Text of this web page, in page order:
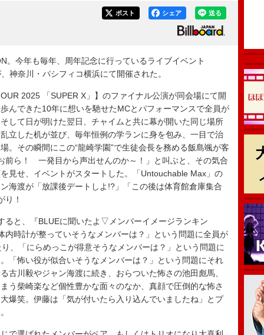
送る
シェア
ポスト
今年も毎年、周年記念に行っているライブイベント
神奈川・パシフィコ横浜にて開催された。
2025 「SUPER X」】のファイナル公演が同会場にて開
んできた10年に想いを馳せたMCとパフォーマンスで全員が
して日が明けた翌日、チャイムと共に幕が開いた同じ場所
立した机が並び、毎年恒例の学ランに身を包み、一目で治
。その瞬間にこの“龍崎学園”で生徒会長を務める飯島颯が客
前ら！ 一発目から声出せんのか～！」と叫ぶと、その気合
見せ、イベントがスタートした。「Untouchable Max」の
海渡が「放課後デートしよ!?」「この後は体育館倉庫集合
り！
と、『BLUEに聞いたよ▽メンバーイメージランキン
時計が整っていそうなメンバーは？」という問題に全員が
、「にらめっこが得意そうなメンバーは？」という問題に
「怖い役が似合いそうなメンバーは？」という問題にそれ
古川毅やジャン海渡に続き、おらついた怖さの池田彪馬、
う柴崎楽など個性豊かな面々のなか、真顔で圧倒的な怖さ
爆笑。伊藤は「気が付いたら入り込んでいましたね」とプ